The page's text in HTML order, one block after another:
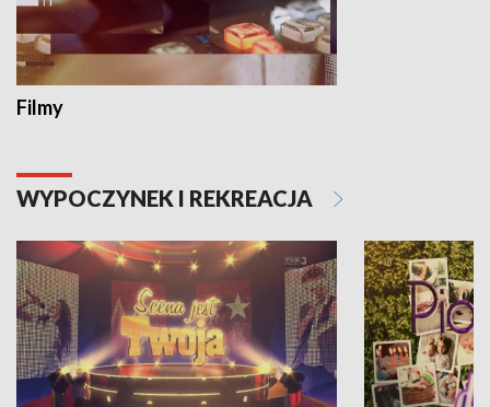
Filmy
WYPOCZYNEK I REKREACJA